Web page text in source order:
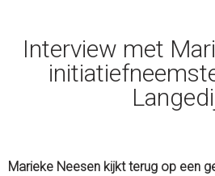
Interview met
Marieke Neesen kijkt terug op een